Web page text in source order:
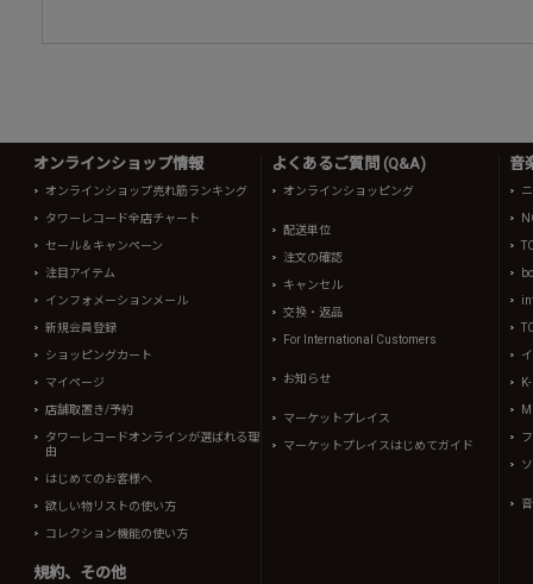
オンラインショップ情報
オンラインショップ売れ筋ランキング
タワーレコード全店チャート
セール＆キャンペーン
注目アイテム
インフォメーションメール
新規会員登録
ショッピングカート
マイページ
店舗取置き/予約
タワーレコードオンラインが選ばれる理
由
はじめてのお客様へ
欲しい物リストの使い方
コレクション機能の使い方
規約、その他
よくあるご質問 (Q&A)
オンラインショッピング
配送単位
注文の確認
キャンセル
交換・返品
For International Customers
お知らせ
マーケットプレイス
マーケットプレイスはじめてガイド
音